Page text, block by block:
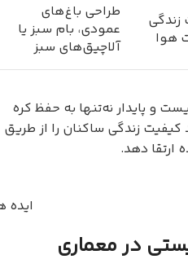
زندگی
هوا
طراحی باغ‌های
عمودی، بام سبز یا
آلاچیق‌های سبز
و پایدار نه‌تنها به حفظ کره
زندگی ساکنان را از طریق
ارتقا دهد.
ایده
در معماری